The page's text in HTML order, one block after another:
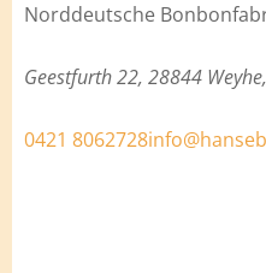
Norddeutsche
Geestfurth 22, 28844
0421 8062728